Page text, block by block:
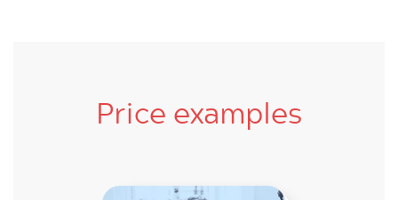
Price examples